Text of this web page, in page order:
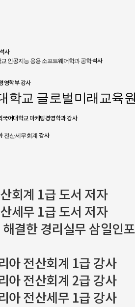
사
인공지능 응용 소프트웨어학과공학석사
영학부 강사
학교 글로벌미래교육
국어대학교 마케팅경영학과 강사
전산세무회계강사
회계 1급 도서 저자
세무 1급 도서 저자
결한 경리실무 삼일인
아 전산회계 1급 강사
아 전산회계 2급 강사
아 전산세무 1급 강사